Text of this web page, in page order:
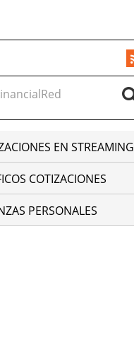
EN STREAMING
COTIZACIONES
PERSONALES